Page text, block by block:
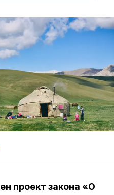
проект закона «О